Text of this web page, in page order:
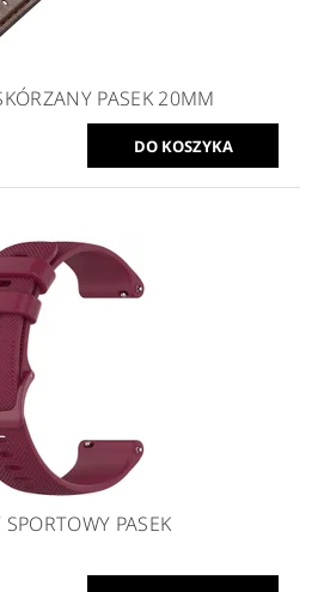
PASEK 20MM
PASEK